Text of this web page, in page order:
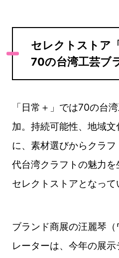
セレクトストア
70の台湾工芸ブ
「日常＋」では70の台
加。持続可能性、地域
に、素材選びからクラ
代台湾クラフトの魅力
セレクトストアとなって
ブランド商展の汪麗琴
レーターは、今年の展示